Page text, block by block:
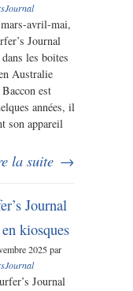
avril-mai,
Journal
les boites
Australie
est
années, il
son appareil
la suite →
Journal
kiosques
2025 par
Journal